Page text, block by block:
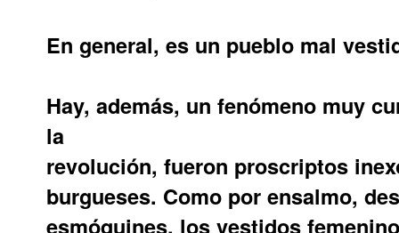
En general, es un pueblo mal
Hay, además, un fenómeno muy
la
revolución, fueron proscriptos
burgueses. Como por ensalmo,
esmóquines, los vestidos